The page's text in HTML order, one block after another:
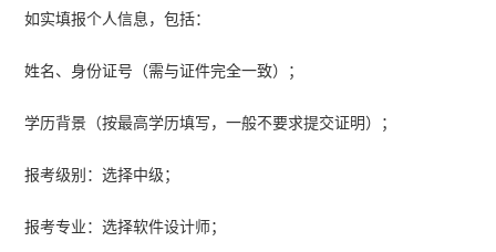
如实填报个人信息，包括：
姓名、身份证号（需与证件完全一致）；
学历背景（按最高学历填写，一般不要求提交证明）；
报考级别：选择中级；
报考专业：选择软件设计师；